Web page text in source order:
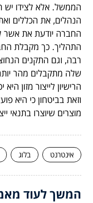
הממשל. אלא לצידו
הנהלים, את הכללים
החברה יודעת את אשר
התהליך. כך מקבלת
רבה, וגם התקנים
שלה מתקבלים מהר
הרישיון לייצור מזון
וזאת בביטחון כי היא
מוצרים שיוצרו בתנאי
אינטרנט בלוג
המשך לעוד